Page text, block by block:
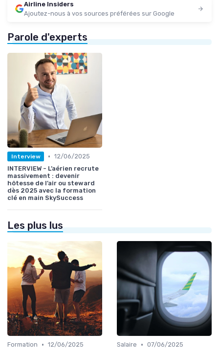
Airline Insiders
Ajoutez-nous à vos sources préférées sur Google
Parole d'experts
Interview • 12/06/2025
INTERVIEW - L’aérien recrute
massivement : devenir
hôtesse de l’air ou steward
dès 2025 avec la formation
clé en main SkySuccess
Les plus lus
Formation • 12/06/2025
Salaire • 07/06/2025